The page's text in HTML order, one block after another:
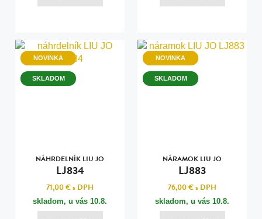
NOVINKA
SKLADOM
NÁHRDELNÍK LIU JO
LJ834
71,00 €s DPH
skladom, u vás 10.8.
NOVINKA
SKLADOM
NÁRAMOK LIU JO
LJ883
76,00 €s DPH
skladom, u vás 10.8.